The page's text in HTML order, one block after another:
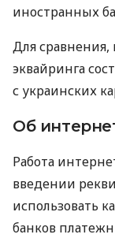
иностранных
Для сравнения,
эквайринга
с украинских
Об
Работа
введении
использовать
банков